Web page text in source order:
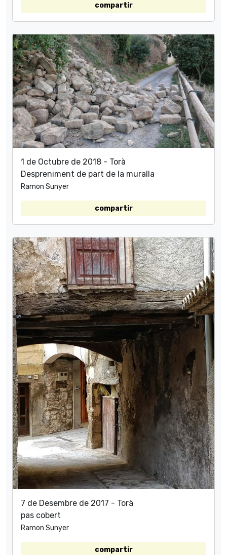
compartir
1 de Octubre de 2018 - Torà
Despreniment de part de la muralla
Ramon Sunyer
compartir
7 de Desembre de 2017 - Torà
pas cobert
Ramon Sunyer
compartir